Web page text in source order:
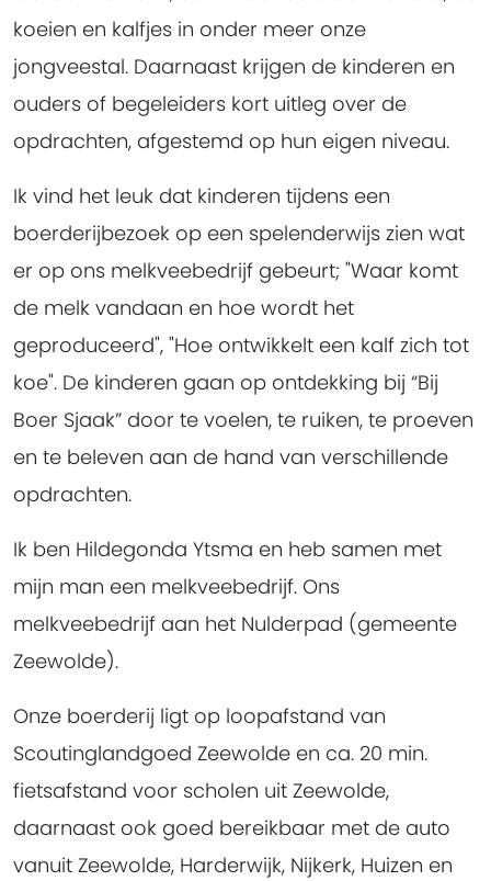
koeien en kalfjes in onder meer onze
jongveestal. Daarnaast krijgen de kinderen en
ouders of begeleiders kort uitleg over de
opdrachten, afgestemd op hun eigen niveau.
Ik vind het leuk dat kinderen tijdens een
boerderijbezoek op een spelenderwijs zien wat
er op ons melkveebedrijf gebeurt; "Waar komt
de melk vandaan en hoe wordt het
geproduceerd", "Hoe ontwikkelt een kalf zich tot
koe". De kinderen gaan op ontdekking bij “Bij
Boer Sjaak” door te voelen, te ruiken, te proeven
en te beleven aan de hand van verschillende
opdrachten.
Ik ben Hildegonda Ytsma en heb samen met
mijn man een melkveebedrijf. Ons
melkveebedrijf aan het Nulderpad (gemeente
Zeewolde).
Onze boerderij ligt op loopafstand van
Scoutinglandgoed Zeewolde en ca. 20 min.
fietsafstand voor scholen uit Zeewolde,
daarnaast ook goed bereikbaar met de auto
vanuit Zeewolde, Harderwijk, Nijkerk, Huizen en